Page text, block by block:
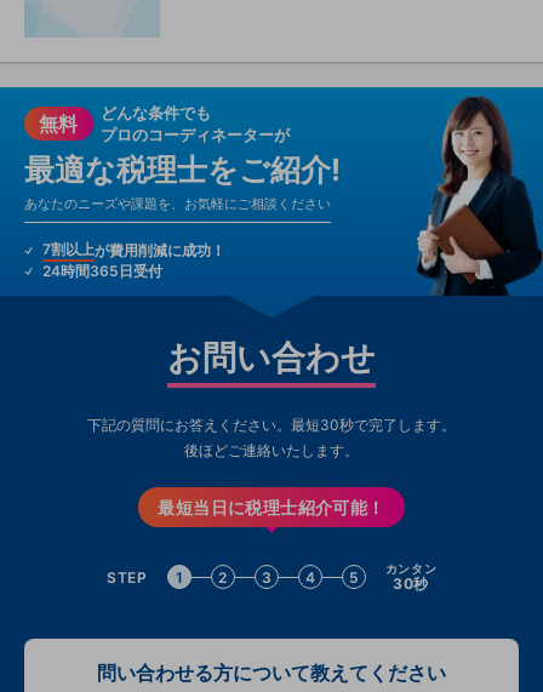
無料
どんな条件でも
プロのコーディネーターが
最適な税理士をご紹介!
あなたのニーズや課題を、お気軽にご相談ください
7割以上が費用削減に成功！
24時間365日受付
お問い合わせ
下記の質問にお答えください。最短30秒で完了します。
後ほどご連絡いたします。
最短当日に税理士紹介可能！
STEP 1 2 3 4 5 カンタン
30秒
問い合わせる方について教えてください